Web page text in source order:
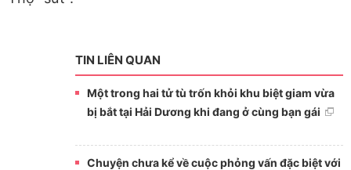
TIN LIÊN QUAN
Một trong hai tử tù trốn khỏi khu biệt giam vừa
bị bắt tại Hải Dương khi đang ở cùng bạn gái
Chuyện chưa kể về cuộc phỏng vấn đặc biệt với